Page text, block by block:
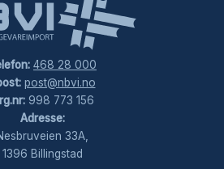
468 28 000
post@nbvi.no
998 773 156
Adresse:
33A,
1396 Billingstad